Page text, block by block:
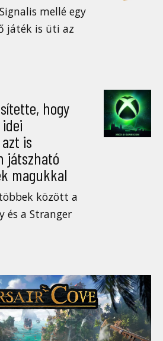
mellé egy
játék is üti az
hogy
is
játszható
magukkal
között a
és a Stranger